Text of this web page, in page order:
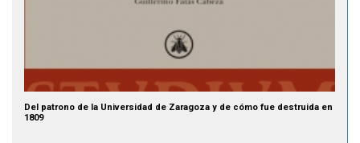
Del patrono de la Universidad de Zaragoza y de cómo fue destruida en
1809